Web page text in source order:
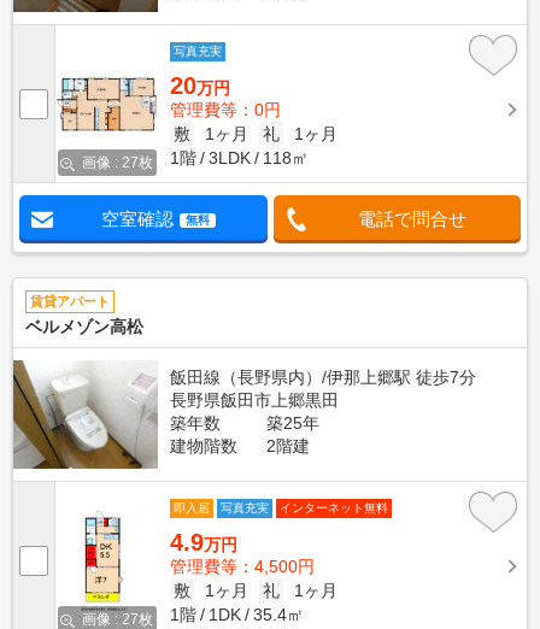
画像 : 27枚
写真充実
20万円
管理費等：0円
敷
1ヶ月 礼
1ヶ月
1階
3LDK 118㎡
空室確認 無料 電話で問合せ
賃貸アパート
ベルメゾン高松
飯田線（長野県内）/伊那上郷駅 徒歩7分
長野県飯田市上郷黒田
築年数
築25年
建物階数
2階建
画像 : 27枚
即入居 写真充実 インターネット無料
4.9万円
管理費等：4,500円
敷
1ヶ月 礼
1ヶ月
1階
1DK 35.4㎡